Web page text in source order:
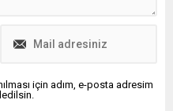
gerçekleştirmeleri için 17
için adım, e-posta adresim